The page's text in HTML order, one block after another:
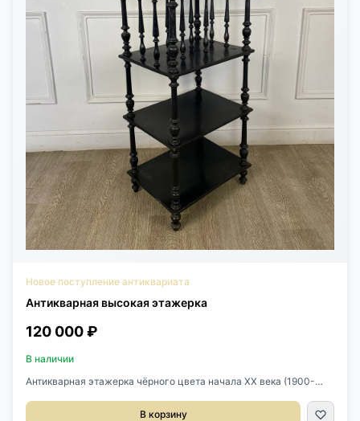
Новое поступление антиквариата
Антикварная высокая этажерка
120 000 ₽
В наличии
Антикварная этажерка чёрного цвета начала XX века (1900-
В корзину